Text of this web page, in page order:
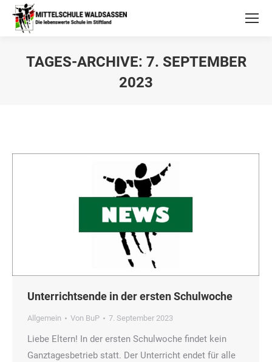
TAGES-ARCHIVE: 7. SEPTEMBER
2023
Unterrichtsende in der ersten Schulwoche
Allgemein Von BuP 7. September 2023
Liebe Eltern! In der ersten Schulwoche findet kein
Ganztagesbetrieb statt. Der Unterricht endet für alle